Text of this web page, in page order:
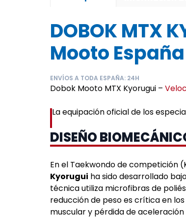
DOBOK MTX
Mooto España
ENVÍOS A TODA ESPAÑA: 24H
Dobok Mooto MTX Kyorugui –
La equipación oficial de los
DISEÑO
En el Taekwondo de competición
Kyorugui ha sido desarrollado
técnica utiliza microfibras de
reducción de peso es crítica en
muscular y pérdida de